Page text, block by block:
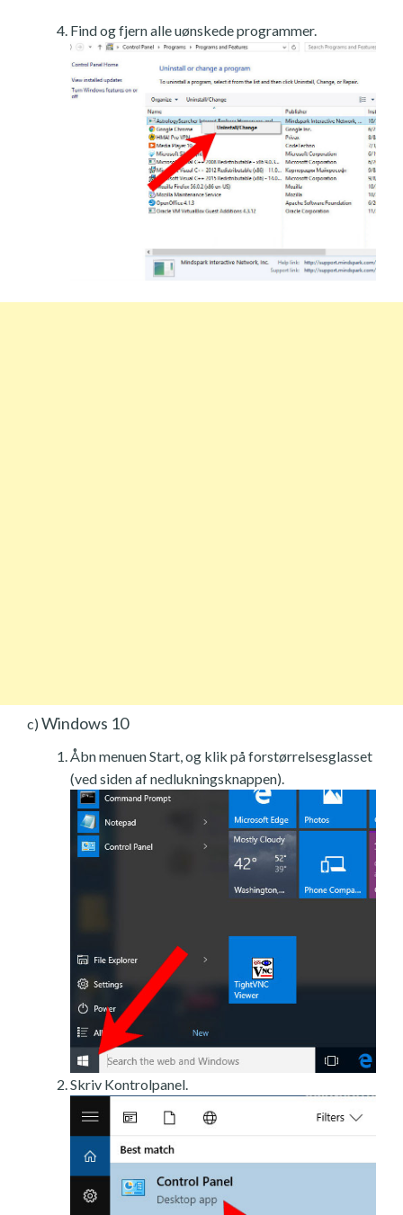
Find og fjern alle uønskede programmer.
c) Windows 10
Åbn menuen Start, og klik på forstørrelsesglasset
(ved siden af nedlukningsknappen).
Skriv Kontrolpanel.